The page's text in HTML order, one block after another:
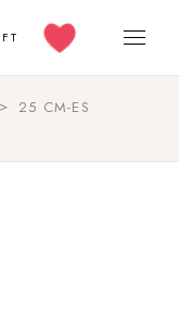
FT
25 CM-ES